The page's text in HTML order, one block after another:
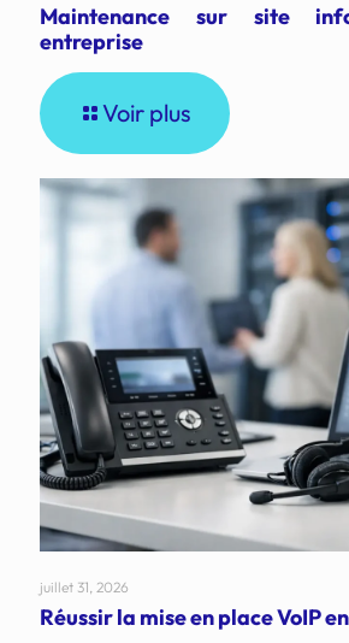
Maintenance sur site
entreprise
Voir plus
juillet 31, 2026
Réussir la mise en place VoIP